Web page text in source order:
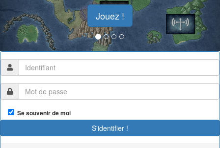
Jouez !
Se souvenir de moi